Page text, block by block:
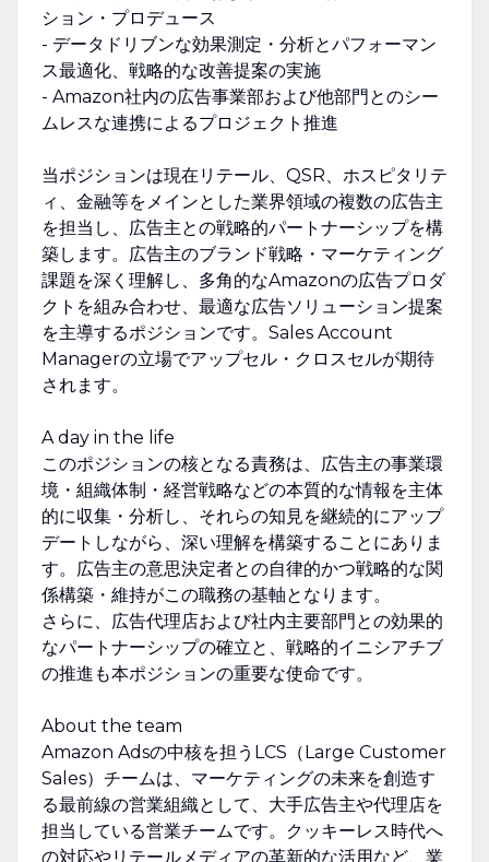
ション・プロデュース
- データドリブンな効果測定・分析とパフォーマン
ス最適化、戦略的な改善提案の実施
- Amazon社内の広告事業部および他部門とのシー
ムレスな連携によるプロジェクト推進
当ポジションは現在リテール、QSR、ホスピタリテ
ィ、金融等をメインとした業界領域の複数の広告主
を担当し、広告主との戦略的パートナーシップを構
築します。広告主のブランド戦略・マーケティング
課題を深く理解し、多角的なAmazonの広告プロダ
クトを組み合わせ、最適な広告ソリューション提案
を主導するポジションです。Sales Account
Managerの立場でアップセル・クロスセルが期待
されます。
A day in the life
このポジションの核となる責務は、広告主の事業環
境・組織体制・経営戦略などの本質的な情報を主体
的に収集・分析し、それらの知見を継続的にアップ
デートしながら、深い理解を構築することにありま
す。広告主の意思決定者との自律的かつ戦略的な関
係構築・維持がこの職務の基軸となります。
さらに、広告代理店および社内主要部門との効果的
なパートナーシップの確立と、戦略的イニシアチブ
の推進も本ポジションの重要な使命です。
About the team
Amazon Adsの中核を担うLCS（Large Customer
Sales）チームは、マーケティングの未来を創造す
る最前線の営業組織として、大手広告主や代理店を
担当している営業チームです。クッキーレス時代へ
の対応やリテールメディアの革新的な活用など、業